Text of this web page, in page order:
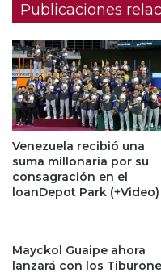
Publicaciones
Venezuela recibió una
suma millonaria por su
consagración en el
loanDepot Park (+Video)
Mayckol Guaipe ahora
lanzará con los